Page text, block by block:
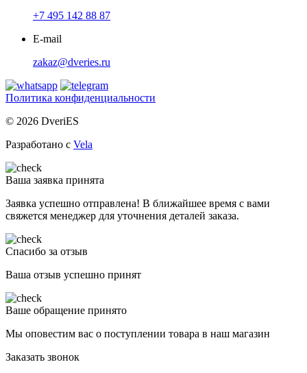
+7 495 142 88 87
E-mail
zakaz@dveries.ru
Политика конфиденциальности
© 2026 DveriES
Разработано с Vela
Ваша заявка принята
Заявка успешно отправлена! В ближайшее время с вами
свяжется менеджер для уточнения деталей заказа.
Спасибо за отзыв
Ваша отзыв успешно принят
Ваше обращение принято
Мы оповестим вас о поступлении товара в наш магазин
Заказать звонок